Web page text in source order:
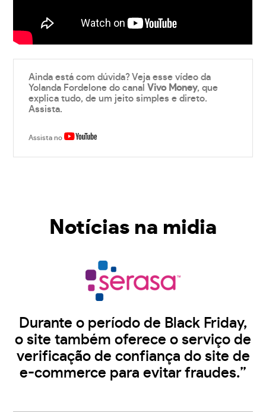
Ainda está com dúvida? Veja esse vídeo da
Yolanda Fordelone do canalVivo Money, que
explica tudo, de um jeito simples e direto.
Assista.
Assista no
Notícias na midia
Durante o período de Black Friday,
o site também oferece o serviço de
verificação de confiança do site de
e-commerce para evitar fraudes.”